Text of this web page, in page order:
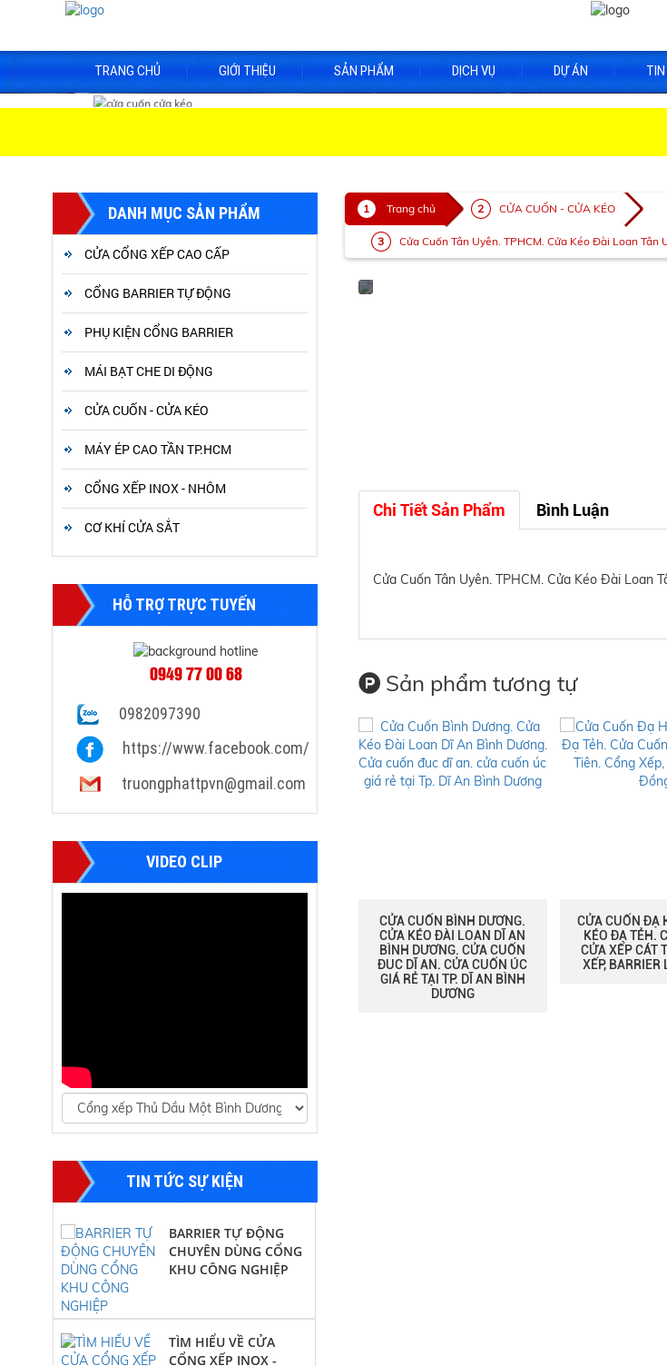
TRANG CHỦ GIỚI THIỆU SẢN PHẨM DỊCH VỤ DỰ ÁN
DANH MỤC SẢN PHẨM
CỬA CỔNG XẾP CAO CẤP
CỔNG BARRIER TỰ ĐỘNG
PHỤ KIỆN CỔNG BARRIER
MÁI BẠT CHE DI ĐỘNG
CỬA CUỐN - CỬA KÉO
MÁY ÉP CAO TẦN TP.HCM
CỔNG XẾP INOX - NHÔM
CƠ KHÍ CỬA SẮT
HỖ TRỢ TRỰC TUYẾN
0949 77 00 68
0982097390
https://www.facebook.com/
truongphattpvn@gmail.com
VIDEO CLIP
TIN TỨC SỰ KIỆN
LẮP ĐẶT BARRIER TỰ
ĐỘNG DẠNG HÀNG
RÀO
CHUYÊN DÙNG CỔNG
KHU CÔNG NGHIỆP
TÌM HIỂU VỀ CỬA
CỔNG XẾP INOX -
NHÔM TỰ ĐỘNG
Trang chủ CỬA CUỐN - CỬA KÉO
Cửa Cuốn Tân Uyên. TPHCM. Cửa Kéo Đài Loan
Chi Tiết Sản Phẩm Bình Luận
Cửa Cuốn Tân Uyên. TPHCM. Cửa Kéo Đài Loan
Sản phẩm tương tự
CỬA CUỐN BÌNH DƯƠNG.
CỬA KÉO ĐÀI LOAN DĨ AN
BÌNH DƯƠNG. CỬA CUỐN
ĐUC DĨ AN. CỬA CUỐN ÚC
GIÁ RẺ TẠI TP. DĨ AN BÌNH
DƯƠNG
CỬA CUỐN ĐẠ
KÉO ĐẠ TẺH.
CỬA XẾP CÁT
XẾP,